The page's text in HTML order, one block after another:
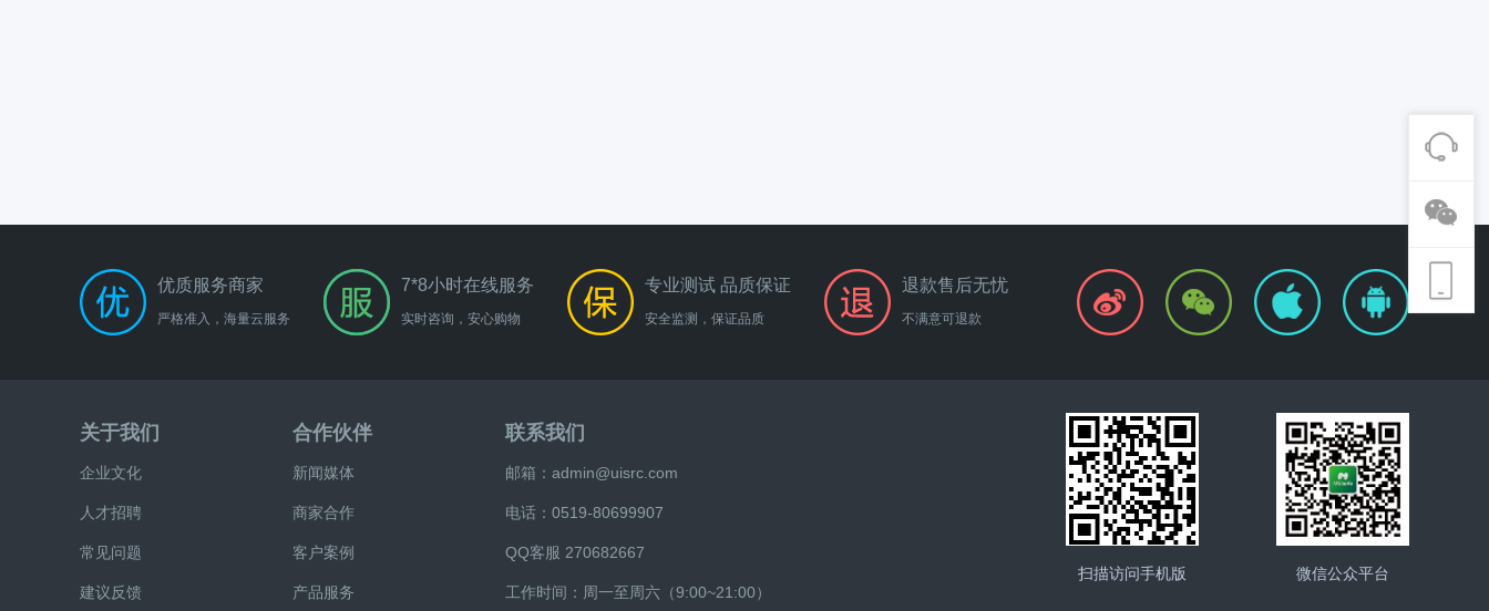
优质服务商家
严格准入，海量云服务
7*8小时在线服务
实时咨询，安心购物
专业测试 品质保证
安全监测，保证品质
退款售后无忧
不满意可退款
关于我们
企业文化
人才招聘
常见问题
建议反馈
合作伙伴
新闻媒体
商家合作
客户案例
产品服务
联系我们
邮箱：admin@uisrc.com
电话：0519-80699907
QQ客服 270682667
工作时间：周一至周六（9:00~21:00）
微信公众平台
扫描访问手机版